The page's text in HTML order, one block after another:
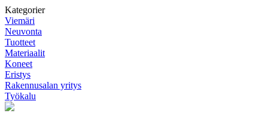
Kategorier
Viemäri
Neuvonta
Tuotteet
Materiaalit
Koneet
Eristys
Rakennusalan yritys
Työkalu